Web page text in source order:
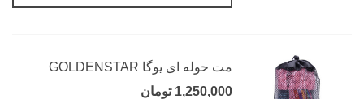
مت حوله ای یوگا GOLDENSTAR
1,250,000 تومان